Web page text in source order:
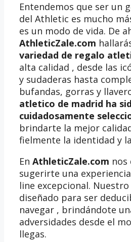
Entendemos que ser un
del Athletic es mucho
es un modo de vida. De
AthleticZale.com
variedad de regalo
alta calidad , desde las
y sudaderas hasta
bufandas, gorras y
atletico de madrid ha
cuidadosamente
brindarte la mejor
fielmente la identidad y
En AthleticZale.com nos
sugerirte una
line excepcional.
diseñado para ser
navegar , brindándote
adversidades desde el
llegas.